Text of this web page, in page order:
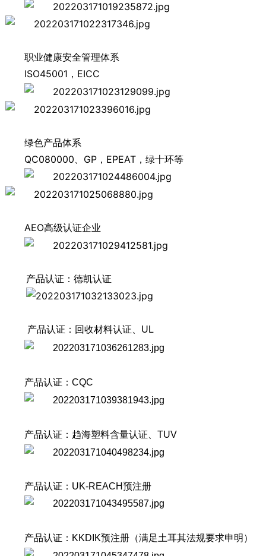
职业健康安全管理体系
ISO45001，EICC
绿色产品体系
QC080000、GP，EPEAT，绿十环等
AEO高级认证企业
产品认证：德凯认证
产品认证： 回收材料认证、UL
产品认证：CQC
产品认证：趋海塑料含量认证、TUV
产品认证： UK-REACH预注册
产品认证： KKDIK预注册（满足土耳其法规要求申明）